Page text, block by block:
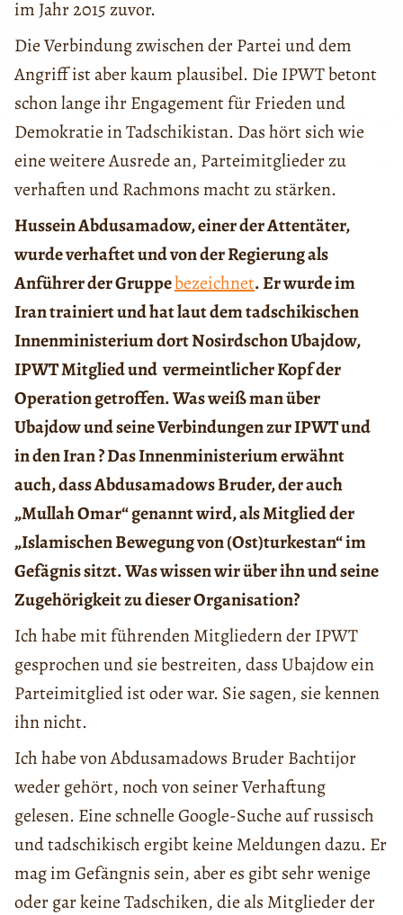
im Jahr 2015 zuvor.
Die Verbindung zwischen der Partei und dem
Angriff ist aber kaum plausibel. Die IPWT betont
schon lange ihr Engagement für Frieden und
Demokratie in Tadschikistan. Das hört sich wie
eine weitere Ausrede an, Parteimitglieder zu
verhaften und Rachmons macht zu stärken.
Hussein Abdusamadow, einer der Attentäter,
wurde verhaftet und von der Regierung als
Anführer der Gruppebezeichnet. Er wurde im
Iran trainiert und hat laut dem tadschikischen
Innenministerium dort Nosirdschon Ubajdow,
IPWT Mitglied und vermeintlicher Kopf der
Operation getroffen. Was weiß man über
Ubajdow und seine Verbindungen zur IPWT und
in den Iran ? Das Innenministerium erwähnt
auch, dass Abdusamadows Bruder, der auch
„Mullah Omar“ genannt wird, als Mitglied der
„Islamischen Bewegung von (Ost)turkestan“ im
Gefägnis sitzt. Was wissen wir über ihn und seine
Zugehörigkeit zu dieser Organisation?
Ich habe mit führenden Mitgliedern der IPWT
gesprochen und sie bestreiten, dass Ubajdow ein
Parteimitglied ist oder war. Sie sagen, sie kennen
ihn nicht.
Ich habe von Abdusamadows Bruder Bachtijor
weder gehört, noch von seiner Verhaftung
gelesen. Eine schnelle Google-Suche auf russisch
und tadschikisch ergibt keine Meldungen dazu. Er
mag im Gefängnis sein, aber es gibt sehr wenige
oder gar keine Tadschiken, die als Mitglieder der